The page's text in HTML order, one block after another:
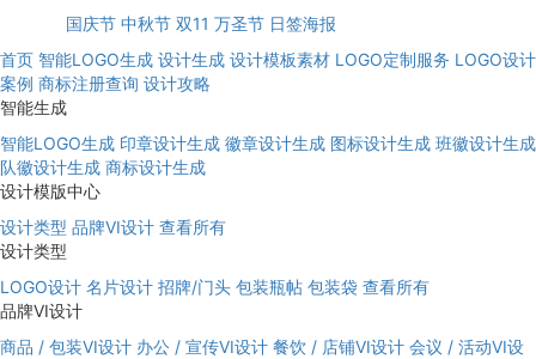
国庆节 中秋节 双11 万圣节 日签海报
首页 智能LOGO生成 设计生成 设计模板素材 LOGO定制服务 LOGO设计
案例 商标注册查询 设计攻略
智能生成
智能LOGO生成 印章设计生成 徽章设计生成 图标设计生成 班徽设计生成
队徽设计生成 商标设计生成
设计模版中心
设计类型 品牌VI设计 查看所有
设计类型
LOGO设计 名片设计 招牌/门头 包装瓶帖 包装袋 查看所有
品牌VI设计
商品 / 包装VI设计 办公 / 宣传VI设计 餐饮 / 店铺VI设计 会议 / 活动VI设